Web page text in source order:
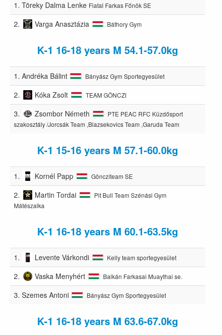
1. Töreky Dalma Lenke Fiatal Farkas Főnök SE
2. Varga Anasztázia Báthory Gym
K-1 16-18 years M 54.1-57.0kg
1. Andréka Bálint Bányász Gym Sportegyesület
2. Kóka Zsolt TEAM GÖNCZI
3. Zsombor Németh
PTE PEAC RFC Küzdősport
szakosztály /Jorcsák Team ,Blazsekovics Team ,Garuda Team
K-1 15-16 years M 57.1-60.0kg
1. Kornél Papp Göncziteam SE
2. Martin Tordai
Pit Bull Team Szénási Gym
Mátészalka
K-1 16-18 years M 60.1-63.5kg
1. Levente Várkondi Kelly team sportegyesület
2. Vaska Menyhért Balkán Farkasai Muaythai se.
3. Szemes Antoni Bányász Gym Sportegyesület
K-1 16-18 years M 63.6-67.0kg